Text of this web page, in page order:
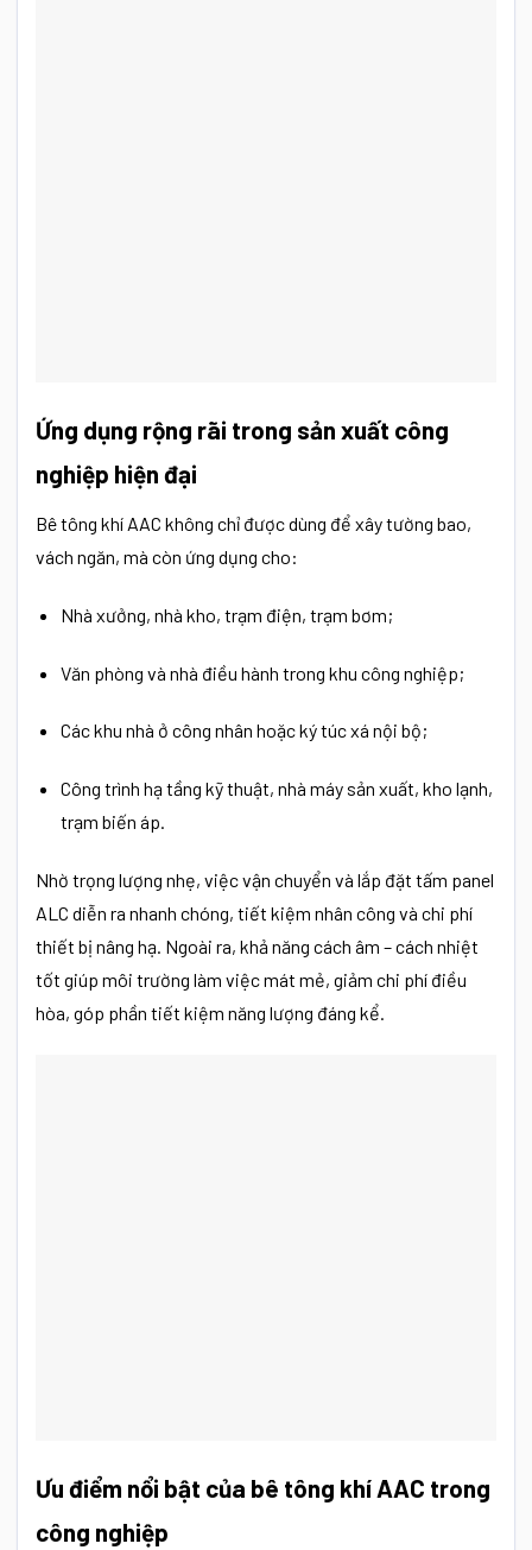
Ứng dụng rộng rãi trong sản xuất công
nghiệp hiện đại
Bê tông khí AAC không chỉ được dùng để xây tường bao,
vách ngăn, mà còn ứng dụng cho:
Nhà xưởng, nhà kho, trạm điện, trạm bơm;
Văn phòng và nhà điều hành trong khu công nghiệp;
Các khu nhà ở công nhân hoặc ký túc xá nội bộ;
Công trình hạ tầng kỹ thuật, nhà máy sản xuất, kho lạnh,
trạm biến áp.
Nhờ trọng lượng nhẹ, việc vận chuyển và lắp đặt tấm panel
ALC diễn ra nhanh chóng, tiết kiệm nhân công và chi phí
thiết bị nâng hạ. Ngoài ra, khả năng cách âm – cách nhiệt
tốt giúp môi trường làm việc mát mẻ, giảm chi phí điều
hòa, góp phần tiết kiệm năng lượng đáng kể.
Ưu điểm nổi bật của bê tông khí AAC trong
công nghiệp